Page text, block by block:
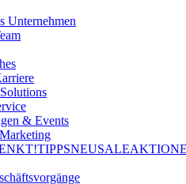
Unternehmen
& Events
TIPPSNEUSALE